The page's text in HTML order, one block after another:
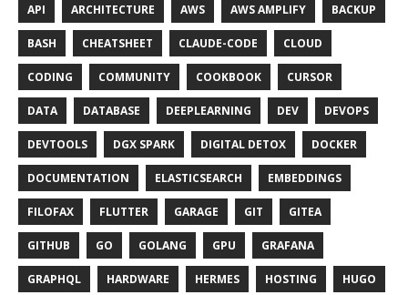
API ARCHITECTURE AWS AWS AMPLIFY BACKUP
BASH CHEATSHEET CLAUDE-CODE CLOUD
CODING COMMUNITY COOKBOOK CURSOR
DATA DATABASE DEEPLEARNING DEV DEVOPS
DEVTOOLS DGX SPARK DIGITAL DETOX DOCKER
DOCUMENTATION ELASTICSEARCH EMBEDDINGS
FILOFAX FLUTTER GARAGE GIT GITEA
GITHUB GO GOLANG GPU GRAFANA
GRAPHQL HARDWARE HERMES HOSTING HUGO